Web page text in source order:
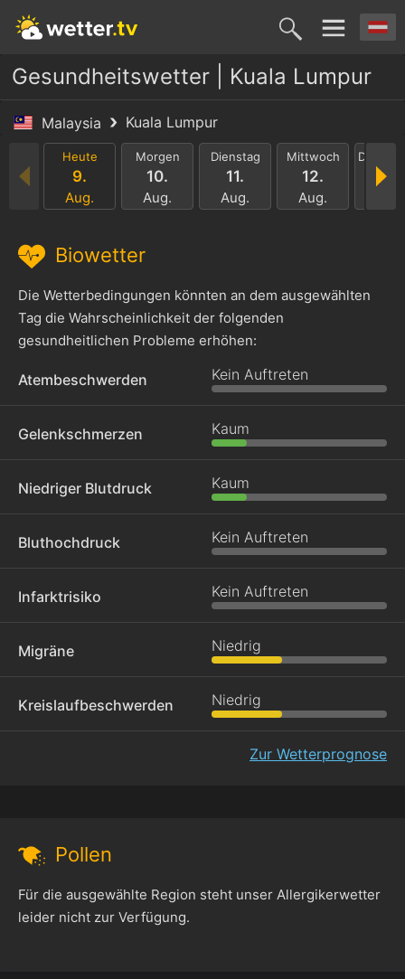
Gesundheitswetter | Kuala Lumpur
Malaysia Kuala Lumpur
Heute
9.
Aug.
Morgen
10.
Aug.
Dienstag
11.
Aug.
Mittwoch
12.
Aug.
13.
Biowetter
Die Wetterbedingungen könnten an dem ausgewählten
Tag die Wahrscheinlichkeit der folgenden
gesundheitlichen Probleme erhöhen:
Atembeschwerden Kein Auftreten
Gelenkschmerzen Kaum
Niedriger Blutdruck Kaum
Bluthochdruck Kein Auftreten
Infarktrisiko Kein Auftreten
Migräne Niedrig
Kreislaufbeschwerden Niedrig
Zur Wetterprognose
Pollen
Für die ausgewählte Region steht unser Allergikerwetter
leider nicht zur Verfügung.